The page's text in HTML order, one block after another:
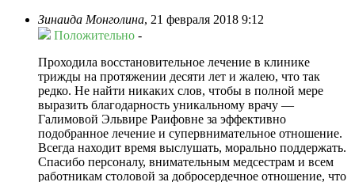
Зинаида Монголина, 21 февраля 2018 9:12
Положительно -
Проходила восстановительное лечение в клинике
трижды на протяжении десяти лет и жалею, что так
редко. Не найти никаких слов, чтобы в полной мере
выразить благодарность уникальному врачу —
Галимовой Эльвире Раифовне за эффективно
подобранное лечение и супервнимательное отношение.
Всегда находит время выслушать, морально поддержать.
Спасибо персоналу, внимательным медсестрам и всем
работникам столовой за добросердечное отношение, что